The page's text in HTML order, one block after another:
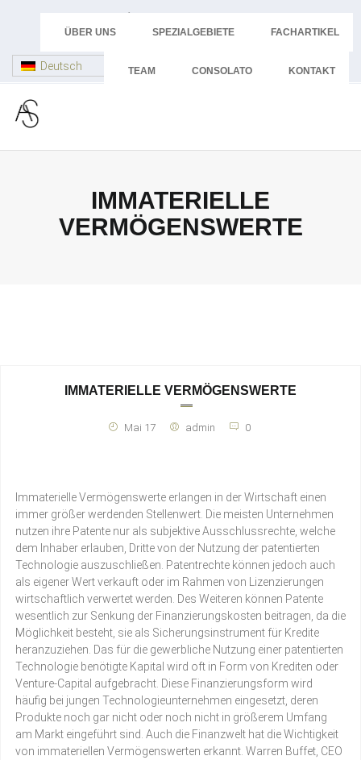
advokatur@dr-schoepf.at
Deutsch
ÜBER UNS SPEZIALGEBIETE FACHARTIKEL
TEAM CONSOLATO KONTAKT
IMMATERIELLE
VERMÖGENSWERTE
IMMATERIELLE VERMÖGENSWERTE
Mai 17 admin 0
Immaterielle Vermögenswerte erlangen in der Wirtschaft einen
immer größer werdenden Stellenwert. Die meisten Unternehmen
nutzen ihre Patente nur als subjektive Ausschlussrechte, welche
dem Inhaber erlauben, Dritte von der Nutzung der patentierten
Technologie auszuschließen. Patentrechte können jedoch auch
als eigener Wert verkauft oder im Rahmen von Lizenzierungen
wirtschaftlich verwertet werden. Des Weiteren können Patente
wesentlich zur Senkung der Finanzierungskosten beitragen, da die
Möglichkeit besteht, sie als Sicherungsinstrument für Kredite
heranzuziehen. Das für die gewerbliche Nutzung einer patentierten
Technologie benötigte Kapital wird oft in Form von Krediten oder
Venture-Capital aufgebracht. Diese Finanzierungsform wird
häufig bei jungen Technologieunternehmen eingesetzt, deren
Produkte noch gar nicht oder noch nicht in größerem Umfang
am Markt eingeführt sind. Auch die Finanzwelt hat die Wichtigkeit
von immateriellen Vermögenswerten erkannt. Warren Buffet, CEO